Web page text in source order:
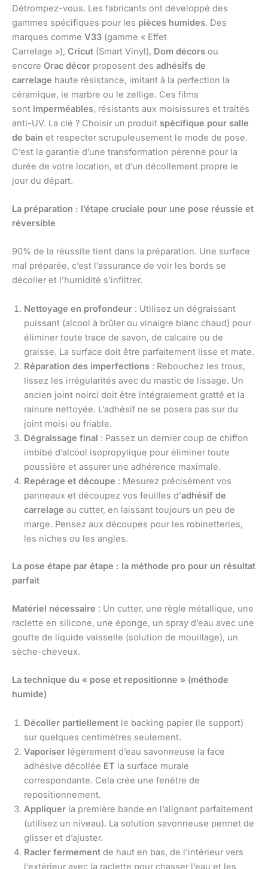
Détrompez-vous. Les fabricants ont développé des
gammes spécifiques pour les pièces humides. Des
marques comme V33 (gamme « Effet
Carrelage »), Cricut (Smart Vinyl), Dom décors ou
encore Orac décor proposent des adhésifs de
carrelage haute résistance, imitant à la perfection la
céramique, le marbre ou le zellige. Ces films
sont imperméables, résistants aux moisissures et traités
anti-UV. La clé ? Choisir un produit spécifique pour salle
de bain et respecter scrupuleusement le mode de pose.
C’est la garantie d’une transformation pérenne pour la
durée de votre location, et d’un décollement propre le
jour du départ.
La préparation : l’étape cruciale pour une pose réussie et
réversible
90% de la réussite tient dans la préparation. Une surface
mal préparée, c’est l’assurance de voir les bords se
décoller et l’humidité s’infiltrer.
Nettoyage en profondeur : Utilisez un dégraissant
puissant (alcool à brûler ou vinaigre blanc chaud) pour
éliminer toute trace de savon, de calcaire ou de
graisse. La surface doit être parfaitement lisse et mate.
Réparation des imperfections : Rebouchez les trous,
lissez les irrégularités avec du mastic de lissage. Un
ancien joint noirci doit être intégralement gratté et la
rainure nettoyée. L’adhésif ne se posera pas sur du
joint moisi ou friable.
Dégraissage final : Passez un dernier coup de chiffon
imbibé d’alcool isopropylique pour éliminer toute
poussière et assurer une adhérence maximale.
Repérage et découpe : Mesurez précisément vos
panneaux et découpez vos feuilles d’adhésif de
carrelage au cutter, en laissant toujours un peu de
marge. Pensez aux découpes pour les robinetteries,
les niches ou les angles.
La pose étape par étape : la méthode pro pour un résultat
parfait
Matériel nécessaire : Un cutter, une règle métallique, une
raclette en silicone, une éponge, un spray d’eau avec une
goutte de liquide vaisselle (solution de mouillage), un
sèche-cheveux.
La technique du « pose et repositionne » (méthode
humide)
Décoller partiellement le backing papier (le support)
sur quelques centimètres seulement.
Vaporiser légèrement d’eau savonneuse la face
adhésive décollée ET la surface murale
correspondante. Cela crée une fenêtre de
repositionnement.
Appliquer la première bande en l’alignant parfaitement
(utilisez un niveau). La solution savonneuse permet de
glisser et d’ajuster.
Racler fermement de haut en bas, de l’intérieur vers
l’extérieur avec la raclette pour chasser l’eau et les